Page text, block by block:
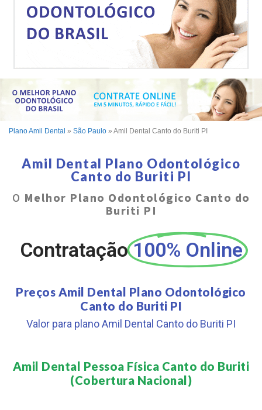
Plano Amil Dental » São Paulo » Amil Dental Canto do Buriti PI
Amil Dental Plano Odontológico
Canto do Buriti PI
O Melhor Plano Odontológico Canto do
Buriti PI
Contratação 100% Online
Preços Amil Dental Plano Odontológico
Canto do Buriti PI
Valor para plano Amil Dental Canto do Buriti PI
Amil Dental Pessoa Física Canto do Buriti
(Cobertura Nacional)​